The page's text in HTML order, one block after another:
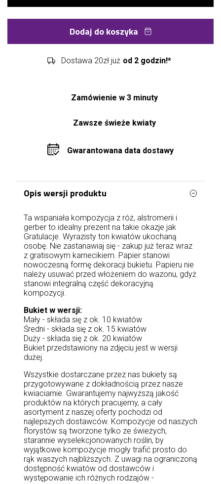
Dodaj do koszyka
Dostawa 20zł już od 2 godzin!*
Zamówienie w 3 minuty
Zawsze świeże kwiaty
Gwarantowana data dostawy
Opis wersji produktu
Ta wspaniała kompozycja z róż, alstromerii i
gerber to idealny prezent na takie okazje jak
Gratulacje. Wyrazisty ton kwiatów ukochaną
osobę. Nie zastanawiaj się - zakup już teraz wraz
z gratisowym karnecikiem. Papier stanowi
nowoczesną formę dekoracji bukietu. Papieru nie
należy usuwać przed włożeniem do wazonu, gdyż
stanowi integralną część dekoracyjną
kompozycji.
Bukiet w wersji:
Mały - składa się z ok. 10 kwiatów
Średni - składa się z ok. 15 kwiatów
Duży - składa się z ok. 20 kwiatów
Bukiet przedstawiony na zdjęciu jest w wersji
dużej.
Wszystkie dostarczane przez nas bukiety są
przygotowywane z dokładnością przez nasze
kwiaciarnie. Gwarantujemy najwyższą jakość
produktów na których pracujemy, a cały
asortyment z naszej oferty pochodzi od
najlepszych dostawców. Kompozycje od naszych
florystów są tworzone tylko ze świeżych,
starannie wyselekcjonowanych roślin, by
wyjątkowe kompozycje mogły trafić prosto do
rąk waszych najbliższych. Z uwagi na ograniczoną
dostępność kwiatów od dostawców i
występowanie ich różnych rodzajów -